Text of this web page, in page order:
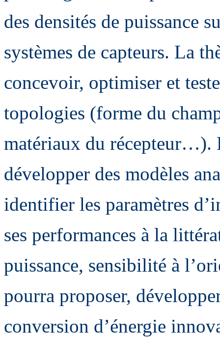
des densités de puissance
systèmes de capteurs. La
concevoir, optimiser et
topologies (forme du
matériaux du récepteur…).
développer des modèles
identifier les paramètres
ses performances à la
puissance, sensibilité à
pourra proposer,
conversion d’énergie